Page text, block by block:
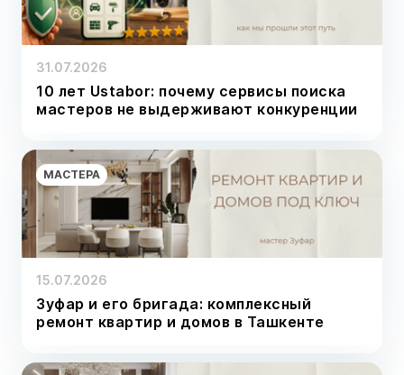
31.07.2026
10 лет Ustabor: почему сервисы поиска
мастеров не выдерживают конкуренции
МАСТЕРА
15.07.2026
Зуфар и его бригада: комплексный
ремонт квартир и домов в Ташкенте